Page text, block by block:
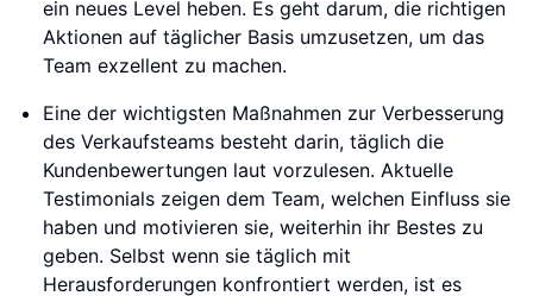
ein neues Level heben. Es geht darum, die richtigen
Aktionen auf täglicher Basis umzusetzen, um das
Team exzellent zu machen.
Eine der wichtigsten Maßnahmen zur Verbesserung
des Verkaufsteams besteht darin, täglich die
Kundenbewertungen laut vorzulesen. Aktuelle
Testimonials zeigen dem Team, welchen Einfluss sie
haben und motivieren sie, weiterhin ihr Bestes zu
geben. Selbst wenn sie täglich mit
Herausforderungen konfrontiert werden, ist es